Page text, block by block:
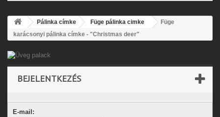
Pálinka címke Füge pálinka cimke
Füge
karácsonyi pálinka címke - "Christmas deer"
BEJELENTKEZÉS
E-mail: